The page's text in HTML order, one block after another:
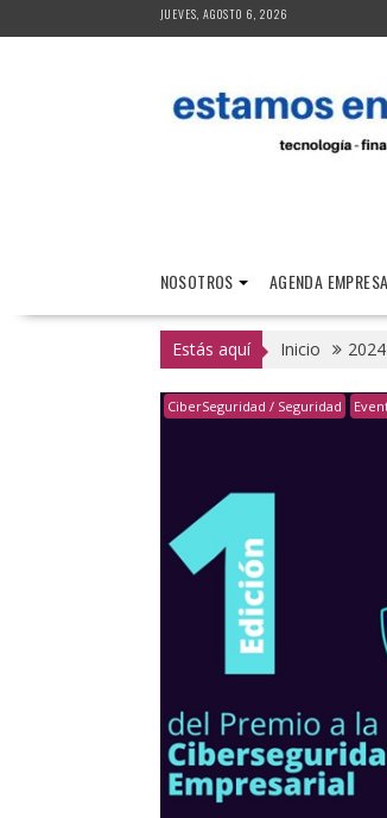
al
JUEVES, AGOSTO 6, 2026
NOSOTROS AGENDA
Estás aquí Inicio 2024
CiberSeguridad / Seguridad